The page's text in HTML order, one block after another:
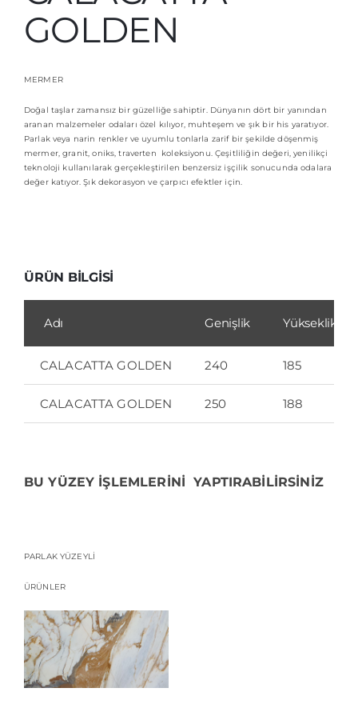
İletişim
GOLDEN
MERMER
Doğal taşlar zamansız bir güzelliğe sahiptir. Dünyanın dört bir yanından
aranan malzemeler odaları özel kılıyor, muhteşem ve şık bir his yaratıyor.
Parlak veya narin renkler ve uyumlu tonlarla zarif bir şekilde döşenmiş
mermer, granit, oniks, traverten koleksiyonu. Çeşitliliğin değeri, yenilikçi
teknoloji kullanılarak gerçekleştirilen benzersiz işçilik sonucunda odalara
değer katıyor. Şık dekorasyon ve çarpıcı efektler için.
ÜRÜN BİLGİSİ
Adı Genişlik Yükseklik
CALACATTA GOLDEN 240 185
CALACATTA GOLDEN 250 188
BU YÜZEY İŞLEMLERİNİ YAPTIRABİLİRSİNİZ
PARLAK YÜZEYLİ
ÜRÜNLER